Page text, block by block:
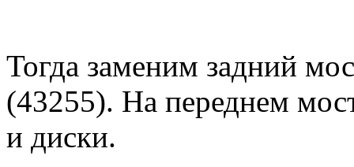
Тогда заменим задний
(43255). На переднем
и диски.